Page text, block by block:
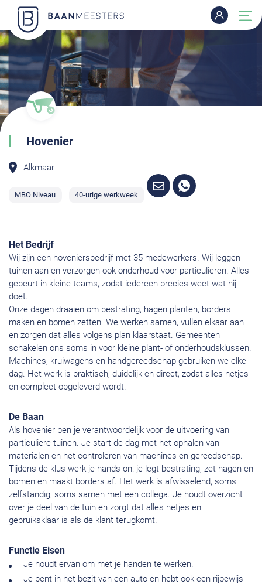
Hovenier
Alkmaar
MBO Niveau 40-urige werkweek
Het Bedrijf
Wij zijn een hoveniersbedrijf met 35 medewerkers. Wij leggen
tuinen aan en verzorgen ook onderhoud voor particulieren. Alles
gebeurt in kleine teams, zodat iedereen precies weet wat hij
doet.
Onze dagen draaien om bestrating, hagen planten, borders
maken en bomen zetten. We werken samen, vullen elkaar aan
en zorgen dat alles volgens plan klaarstaat. Gemeenten
schakelen ons soms in voor kleine plant- of onderhoudsklussen.
Machines, kruiwagens en handgereedschap gebruiken we elke
dag. Het werk is praktisch, duidelijk en direct, zodat alles netjes
en compleet opgeleverd wordt.
De Baan
Als hovenier ben je verantwoordelijk voor de uitvoering van
particuliere tuinen. Je start de dag met het ophalen van
materialen en het controleren van machines en gereedschap.
Tijdens de klus werk je hands-on: je legt bestrating, zet hagen en
bomen en maakt borders af. Het werk is afwisselend, soms
zelfstandig, soms samen met een collega. Je houdt overzicht
over je deel van de tuin en zorgt dat alles netjes en
gebruiksklaar is als de klant terugkomt.
Functie Eisen
Je houdt ervan om met je handen te werken.
Je bent in het bezit van een auto en hebt ook een rijbewijs